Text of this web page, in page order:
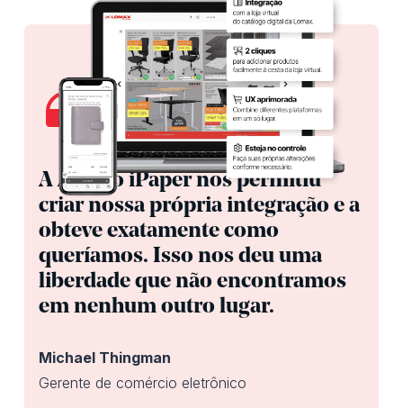
A API do iPaper nos permitiu
criar nossa própria integração e a
obteve exatamente como
queríamos. Isso nos deu uma
liberdade que não encontramos
em nenhum outro lugar.
Michael Thingman
Gerente de comércio eletrônico